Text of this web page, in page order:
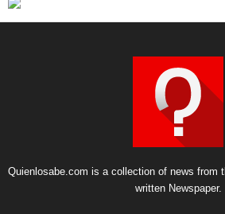
Quienlosabe.com is a collection of news from
written Newspaper.